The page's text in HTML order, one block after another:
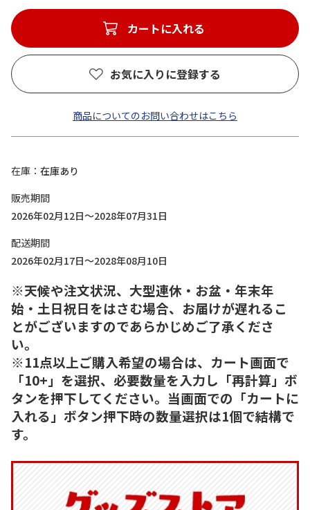
カートに入れる
お気に入りに登録する
商品についてのお問い合わせはこちら
在庫
在庫あり
販売期間
2026年02月12日～2028年07月31日
配送期間
2026年02月17日～2028年08月10日
※天候や注文状況、大型連休・お盆・年末年
始・土日祝日をはさむ場合、お届けが遅れるこ
とがございますのであらかじめご了承くださ
い。
※11点以上ご購入希望の場合は、カート画面で
「10+」を選択、必要数量を入力し「再計算」ボ
タンを押下してください。当画面での「カートに
入れる」ボタン押下時の数量選択は1個で結構で
す。